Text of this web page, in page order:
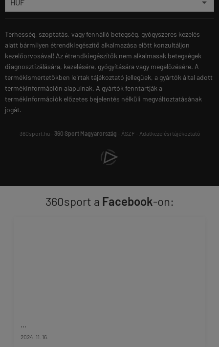
Terhesség, szoptatás, vagy fennálló betegség, gyógyszeres kezelés
alatt bármilyen étrendkiegészítő alkalmazása előtt konzultáljon
kezelőorvosával! Az étrendkiegészítők nem alkalmasak betegségek
diagnosztizálására, kezelésére, gyógyítására vagy megelőzésére. A
termékismertetőkben leírtak tájékoztató jellegűek, a gyártók által adott
termékinformáción alapulnak. A gyártók fenntartják a
termékinformációk előzetes bejelentés nélküli megváltoztatásának
jogát.
360sport.hu - 360 Sport Magyarország - ÁSZF- Adatkezelési tájékoztató
360sport a Facebook-on:
...
2024. 11. 16.